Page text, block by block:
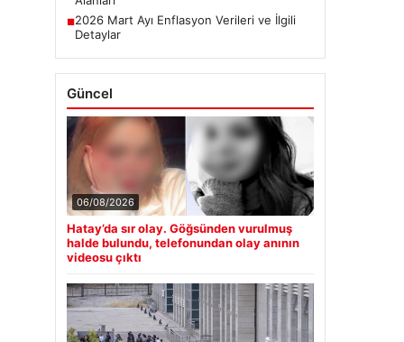
■2026 Mart Ayı Enflasyon Verileri ve İlgili
Detaylar
Güncel
06/08/2026
Hatay’da sır olay. Göğsünden vurulmuş
halde bulundu, telefonundan olay anının
videosu çıktı